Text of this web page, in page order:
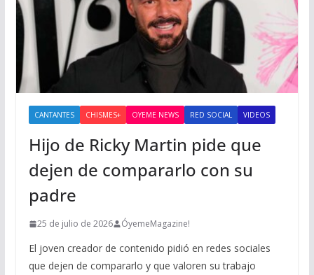
CANTANTES CHISMES+ OYEME NEWS RED SOCIAL VIDEOS
Hijo de Ricky Martin pide que
dejen de compararlo con su
padre
25 de julio de 2026 ÓyemeMagazine!
El joven creador de contenido pidió en redes sociales
que dejen de compararlo y que valoren su trabajo